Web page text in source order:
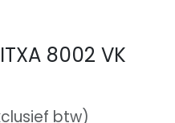
8002 VK
btw)